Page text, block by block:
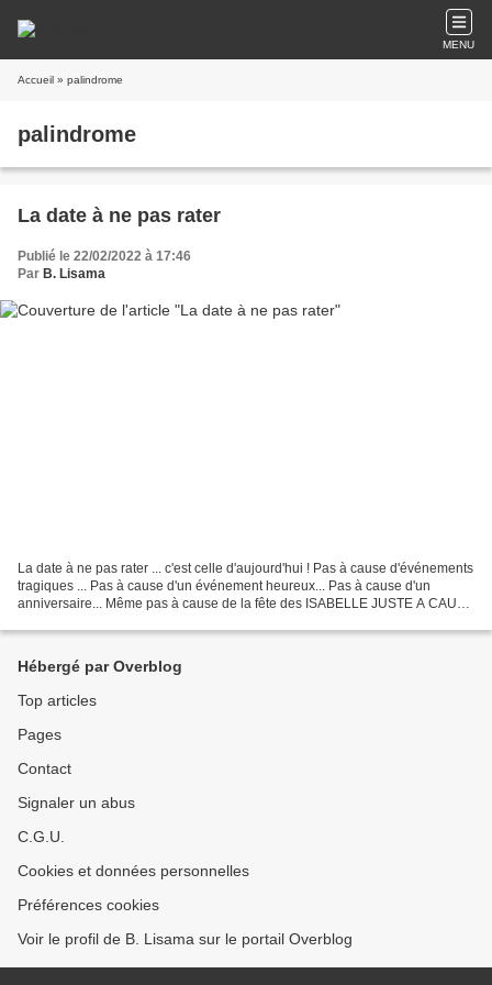
MENU
Accueil » palindrome
palindrome
La date à ne pas rater
Publié le 22/02/2022 à 17:46
Par B. Lisama
La date à ne pas rater ... c'est celle d'aujourd'hui ! Pas à cause d'événements
tragiques ... Pas à cause d'un événement heureux... Pas à cause d'un
anniversaire... Même pas à cause de la fête des ISABELLE JUSTE A CAUSE
Hébergé par Overblog
Top articles
Pages
Contact
Signaler un abus
C.G.U.
Cookies et données personnelles
Préférences cookies
Voir le profil de B. Lisama sur le portail Overblog